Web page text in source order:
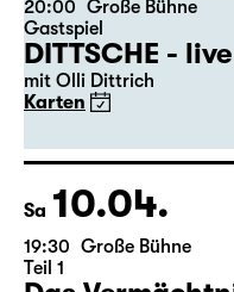
Fr 09.04.
20:00
Große Bühne
Gastspiel
DITTSCHE -
mit Olli Dittrich
Karten